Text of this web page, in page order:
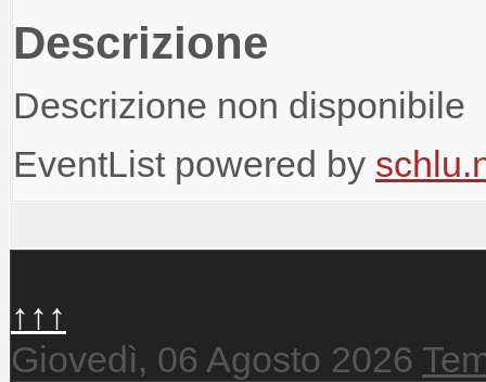
Descrizione
Descrizione non disponibile
EventList powered by
↑↑↑
Giovedì, 06 Agosto 2026